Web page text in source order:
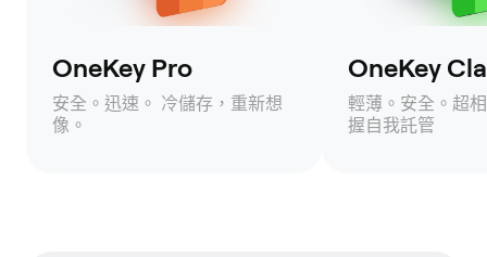
OneKey Pro
安全。迅速。 冷儲存，重新想
像。
OneKey
輕薄。安全。超
握自我託管